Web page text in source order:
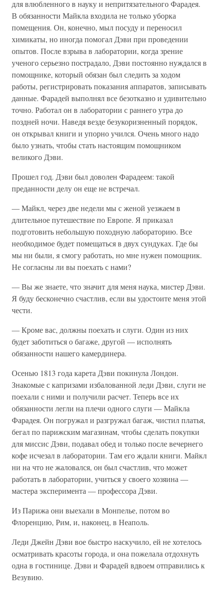
для влюбленного в науку и непритязательного Фарадея.
В обязанности Майкла входила не только уборка
помещения. Он, конечно, мыл посуду и переносил
химикаты, но иногда помогал Дэви при проведении
опытов. После взрыва в лаборатории, когда зрение
ученого серьезно пострадало, Дэви постоянно нуждался в
помощнике, который обязан был следить за ходом
работы, регистрировать показания аппаратов, записывать
данные. Фарадей выполнял все безотказно и удивительно
точно. Работал он в лаборатории с раннего утра до
поздней ночи. Наведя везде безукоризненный порядок,
он открывал книги и упорно учился. Очень много надо
было узнать, чтобы стать настоящим помощником
великого Дэви.
Прошел год. Дэви был доволен Фарадеем: такой
преданности делу он еще не встречал.
— Майкл, через две недели мы с женой уезжаем в
длительное путешествие по Европе. Я приказал
подготовить небольшую походную лабораторию. Все
необходимое будет помещаться в двух сундуках. Где бы
мы ни были, я смогу работать, но мне нужен помощник.
Не согласны ли вы поехать с нами?
— Вы же знаете, что значит для меня наука, мистер Дэви.
Я буду бесконечно счастлив, если вы удостоите меня этой
чести.
— Кроме вас, должны поехать и слуги. Один из них
будет заботиться о багаже, другой — исполнять
обязанности нашего камердинера.
Осенью 1813 года карета Дэви покинула Лондон.
Знакомые с капризами избалованной леди Дэви, слуги не
поехали с ними и получили расчет. Теперь все их
обязанности легли на плечи одного слуги — Майкла
Фарадея. Он погружал и разгружал багаж, чистил платья,
бегал по парижским магазинам, чтобы сделать покупки
для миссис Дэви, подавал обед и только после вечернего
кофе исчезал в лаборатории. Там его ждали книги. Майкл
ни на что не жаловался, он был счастлив, что может
работать в лаборатории, учиться у своего хозяина —
мастера эксперимента — профессора Дэви.
Из Парижа они выехали в Монпелье, потом во
Флоренцию, Рим, и, наконец, в Неаполь.
Леди Джейн Дэви вое быстро наскучило, ей не хотелось
осматривать красоты города, и она пожелала отдохнуть
одна в гостинице. Дэви и Фарадей вдвоем отправились к
Везувию.